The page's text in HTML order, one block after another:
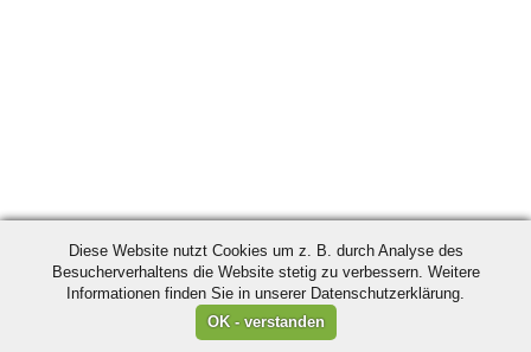
Diese Website nutzt Cookies um z. B. durch Analyse des
Besucherverhaltens die Website stetig zu verbessern. Weitere
Informationen finden Sie in unserer Datenschutzerklärung.